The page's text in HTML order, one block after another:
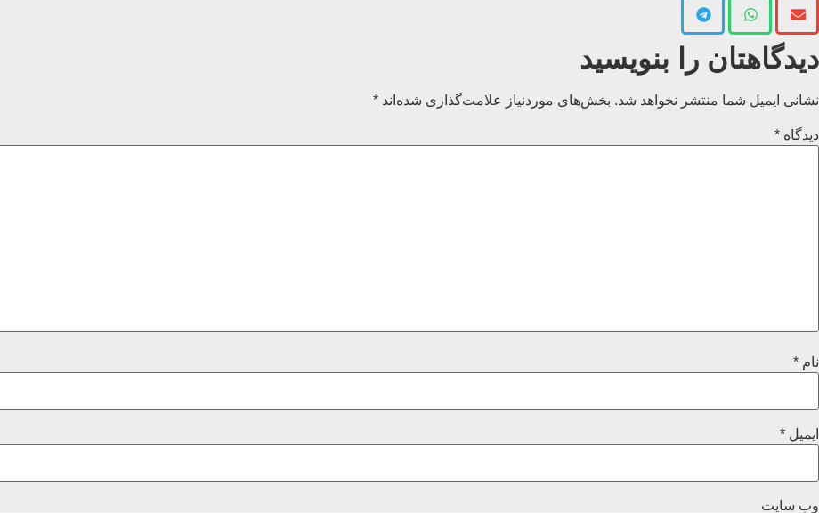
دیدگاهتان را بنویسید
نشانی ایمیل شما منتشر نخواهد شد. بخش‌های موردنیاز علامت‌گذاری شده‌اند *
دیدگاه *
نام *
ایمیل *
وب‌ سایت